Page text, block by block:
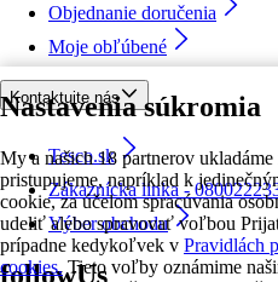
Nastavenia súkromia
My a našich 18 partnerov
pristupujeme, napríklad k
cookie, za účelom spracúvania
udeliť alebo spravovať voľbou
prípadne kedykoľvek v Pravidlách
cookies. Tieto voľby oznámime
Objednanie doručenia
Moje obľúbené
Kontaktujte nás
Tesco.sk
Zákaznícka linka -
Výber obchodu
followUs